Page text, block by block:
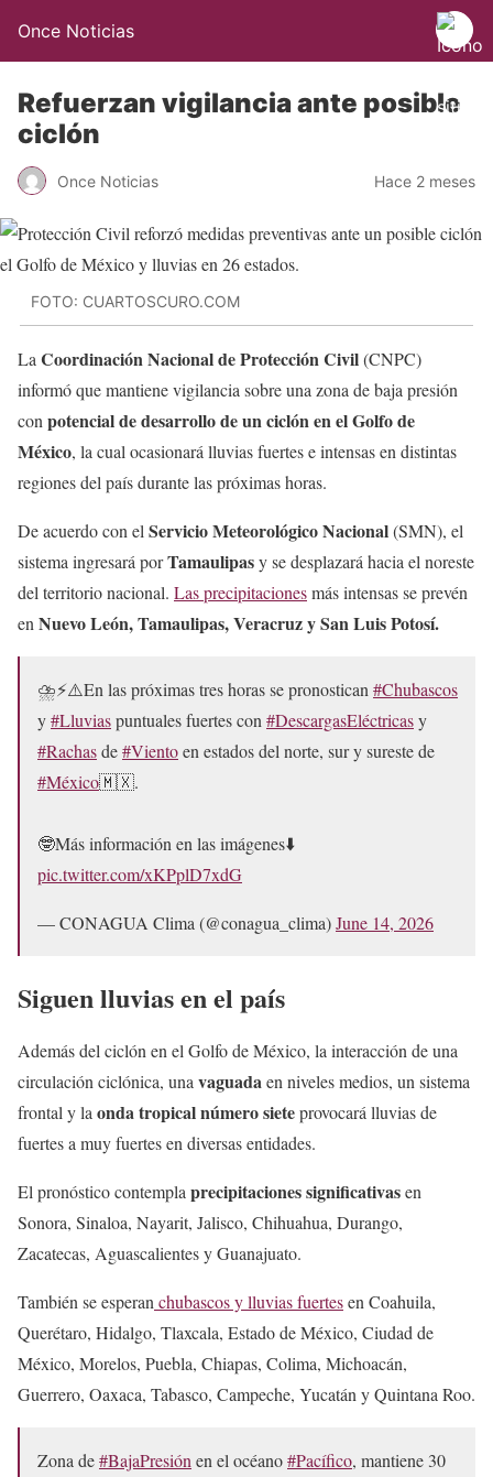
Once Noticias
Refuerzan vigilancia ante posible
ciclón
Once Noticias Hace 2 meses
FOTO: CUARTOSCURO.COM
La Coordinación Nacional de Protección Civil(CNPC)
informó que mantiene vigilancia sobre una zona de baja presión
con potencial de desarrollo de un ciclón en el Golfo de
México, la cual ocasionará lluvias fuertes e intensas en distintas
regiones del país durante las próximas horas.
De acuerdo con el Servicio Meteorológico Nacional(SMN), el
sistema ingresará porTamaulipasy se desplazará hacia el noreste
del territorio nacional. Las precipitacionesmás intensas se prevén
en Nuevo León, Tamaulipas, Veracruz y San Luis Potosí.
⛈️⚡️⚠️En las próximas tres horas se pronostican #Chubascos
y#Lluviaspuntuales fuertes con #DescargasEléctricasy
#Rachasde#Vientoen estados del norte, sur y sureste de
#México🇲🇽.
🤓Más información en las imágenes⬇️
pic.twitter.com/xKPplD7xdG
— CONAGUA Clima (@conagua_clima)June 14, 2026
Siguen lluvias en el país
Además del ciclón en el Golfo de México, la interacción de una
circulación ciclónica, una vaguadaen niveles medios, un sistema
frontal y la onda tropical número sieteprovocará lluvias de
fuertes a muy fuertes en diversas entidades.
El pronóstico contempla precipitaciones significativasen
Sonora, Sinaloa, Nayarit, Jalisco, Chihuahua, Durango,
Zacatecas, Aguascalientes y Guanajuato.
También se esperan chubascos y lluvias fuertesen Coahuila,
Querétaro, Hidalgo, Tlaxcala, Estado de México, Ciudad de
México, Morelos, Puebla, Chiapas, Colima, Michoacán,
Guerrero, Oaxaca, Tabasco, Campeche, Yucatán y Quintana Roo.
Zona de#BajaPresión en el océano#Pacífico, mantiene 30